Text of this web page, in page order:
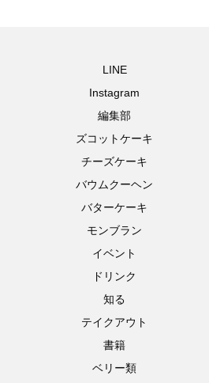
LINE
Instagram
編集部
ズコットケーキ
チーズケーキ
バウムクーヘン
バターケーキ
モンブラン
イベント
ドリンク
知る
テイクアウト
書籍
ベリー類